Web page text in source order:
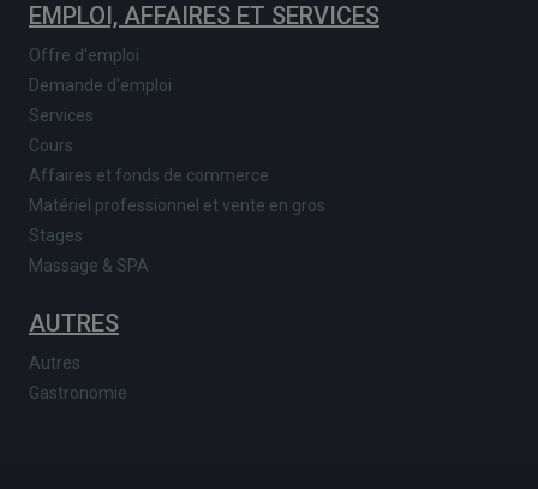
EMPLOI, AFFAIRES ET SERVICES
Offre d'emploi
Demande d'emploi
Services
Cours
Affaires et fonds de commerce
Matériel professionnel et vente en gros
Stages
Massage & SPA
AUTRES
Autres
Gastronomie